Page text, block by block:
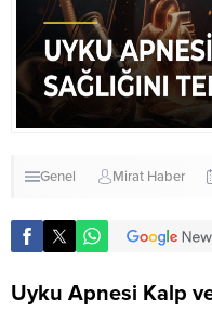
Genel Mirat Haber
Uyku Apnesi Kalp